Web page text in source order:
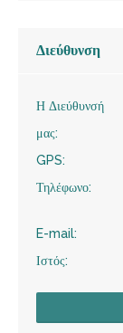
Διεύθυνση
Η Διεύθυνσή
μας:
GPS:
Τηλέφωνο:
E-mail:
Ιστός: